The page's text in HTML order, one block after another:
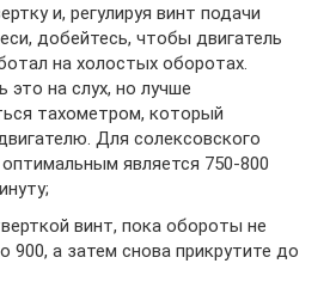
и, регулируя винт подачи
добейтесь, чтобы двигатель
на холостых оборотах.
на слух, но лучше
тахометром, который
Для солексовского
является 750-800
винт, пока обороты не
900, а затем снова прикрутите до